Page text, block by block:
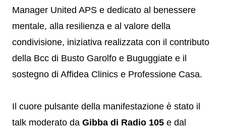
Manager United APS e dedicato al benessere
mentale, alla resilienza e al valore della
condivisione, iniziativa realizzata con il contributo
della Bcc di Busto Garolfo e Buguggiate e il
sostegno di Affidea Clinics e Professione Casa.
Il cuore pulsante della manifestazione è stato il
talk moderato da Gibba di Radio 105 e dal